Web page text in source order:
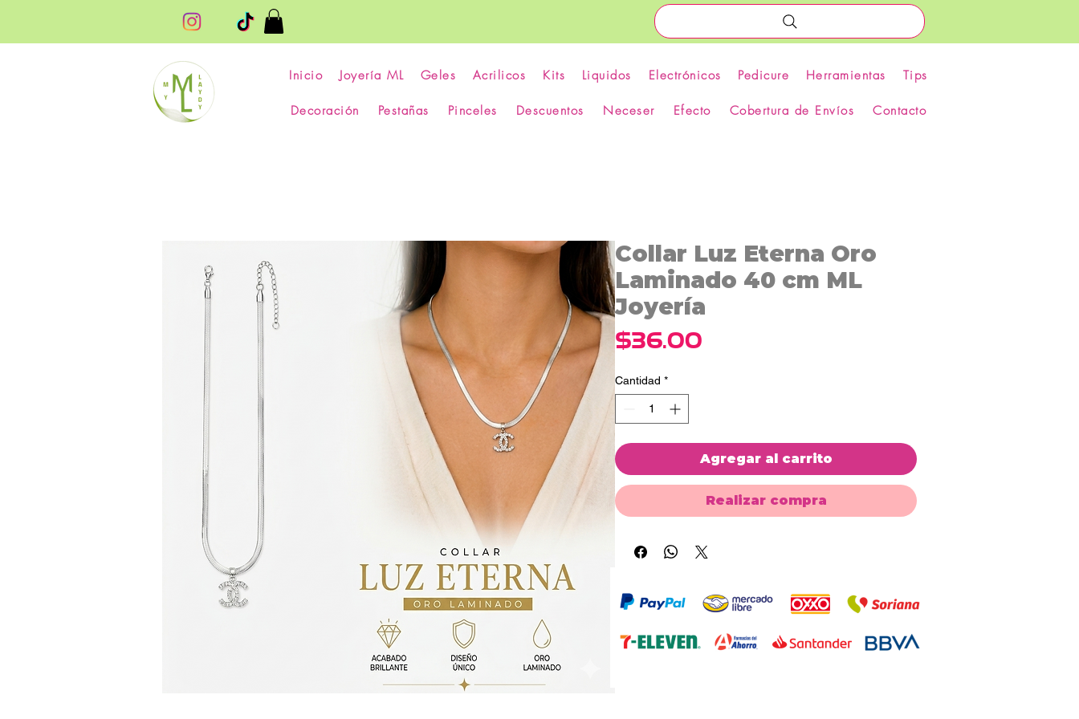
Inicio Joyería ML Geles Acrilicos Kits Liquidos Electrónicos Pedicure Herramientas Tips
Decoración Pestañas Pinceles Descuentos Neceser Efecto Cobertura de Envíos Contacto
Collar Luz Eterna Oro
Laminado 40 cm ML
Joyería
$36.00
Cantidad *
Agregar al carrito
Realizar compra